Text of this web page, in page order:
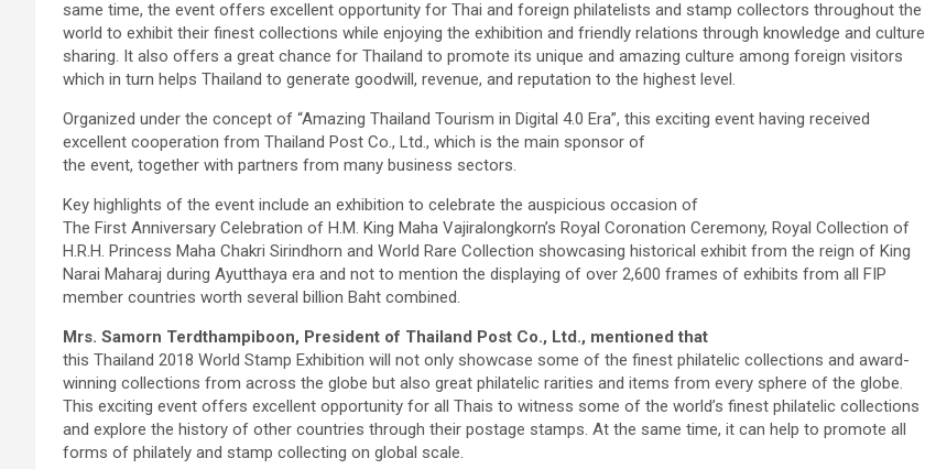
same time, the event offers excellent opportunity for Thai and foreign philatelists and stamp collectors throughout the
world to exhibit their finest collections while enjoying the exhibition and friendly relations through knowledge and culture
sharing. It also offers a great chance for Thailand to promote its unique and amazing culture among foreign visitors
which in turn helps Thailand to generate goodwill, revenue, and reputation to the highest level.
Organized under the concept of “Amazing Thailand Tourism in Digital 4.0 Era”, this exciting event having received
excellent cooperation from Thailand Post Co., Ltd., which is the main sponsor of
the event, together with partners from many business sectors.
Key highlights of the event include an exhibition to celebrate the auspicious occasion of
The First Anniversary Celebration of H.M. King Maha Vajiralongkorn’s Royal Coronation Ceremony, Royal Collection of
H.R.H. Princess Maha Chakri Sirindhorn and World Rare Collection showcasing historical exhibit from the reign of King
Narai Maharaj during Ayutthaya era and not to mention the displaying of over 2,600 frames of exhibits from all FIP
member countries worth several billion Baht combined.
Mrs. Samorn Terdthampiboon, President of Thailand Post Co., Ltd., mentioned that
this Thailand 2018 World Stamp Exhibition will not only showcase some of the finest philatelic collections and award-
winning collections from across the globe but also great philatelic rarities and items from every sphere of the globe.
This exciting event offers excellent opportunity for all Thais to witness some of the world’s finest philatelic collections
and explore the history of other countries through their postage stamps. At the same time, it can help to promote all
forms of philately and stamp collecting on global scale.